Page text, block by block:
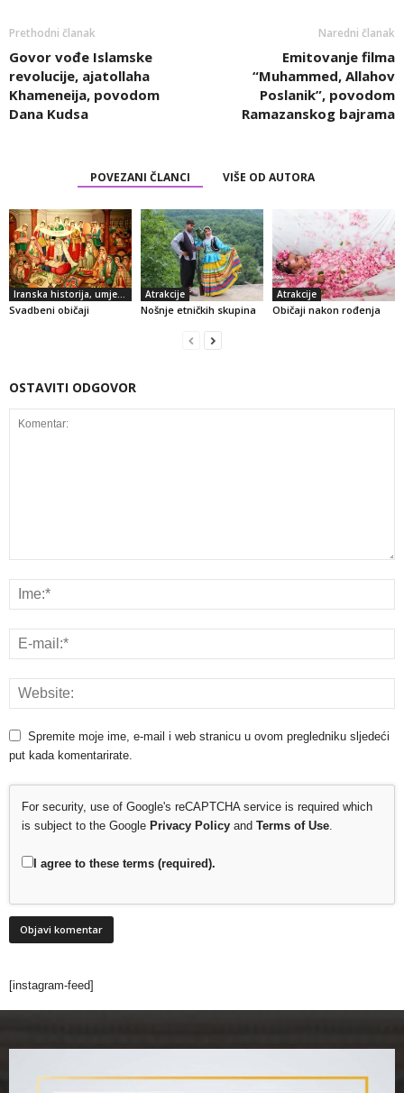
Prethodni članak
Govor vođe Islamske
revolucije, ajatollaha
Khameneija, povodom
Dana Kudsa
Naredni članak
Emitovanje filma
“Muhammed, Allahov
Poslanik”, povodom
Ramazanskog bajrama
POVEZANI ČLANCI VIŠE OD AUTORA
Svadbeni običaji
Atrakcije
Nošnje etničkih skupina
Atrakcije
Običaji nakon rođenja
OSTAVITI ODGOVOR
Spremite moje ime, e-mail i web stranicu u ovom pregledniku sljedeći
put kada komentarirate.
For security, use of Google's reCAPTCHA service is required which
is subject to the Google Privacy Policy and Terms of Use
I agree to these terms (required).
[instagram-feed]